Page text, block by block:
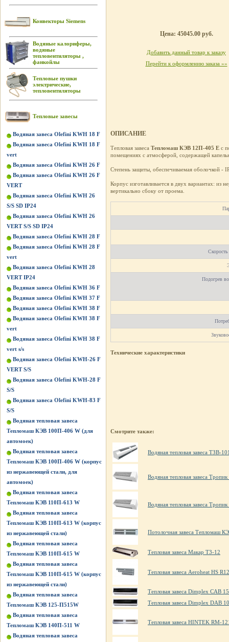
Конвекторы Siemens
Водяные калориферы,
водяные
тепловентиляторы ,
фанкойлы
Тепловые пушки
электрические,
тепловентиляторы
Тепловые завесы
Водяная завеса Olefini KWH 18 F
Водяная завеса Olefini KWH 18 F
vert
Водяная завеса Olefini KWH 26 F
Водяная завеса Olefini KWH 26 F
VERT
Водяная завеса Olefini KWH 26
S/S SD IP24
Водяная завеса Olefini KWH 26
VERT S/S SD IP24
Водяная завеса Olefini KWH 28 F
Водяная завеса Olefini KWH 28 F
vert
Водяная завеса Olefini KWH 28
VERT IP24
Водяная завеса Olefini KWH 36 F
Водяная завеса Olefini KWH 37 F
Водяная завеса Olefini KWH 38 F
Водяная завеса Olefini KWH 38 F
vert
Водяная завеса Olefini KWH 38 F
vert s/s
Водяная завеса Olefini KWH-26 F
VERT S/S
Водяная завеса Olefini KWH-28 F
S/S
Водяная завеса Olefini KWH-83 F
S/S
Водяная тепловая завеса
Тепломаш КЭВ 100П-406 W (для
автомоек)
Водяная тепловая завеса
Тепломаш КЭВ 100П-406 W (корпус
из нержавеющей стали, для
автомоек)
Водяная тепловая завеса
Тепломаш КЭВ 110П-613 W
Водяная тепловая завеса
Тепломаш КЭВ 110П-613 W (корпус
из нержавеющей стали)
Водяная тепловая завеса
Тепломаш КЭВ 110П-615 W
Водяная тепловая завеса
Тепломаш КЭВ 110П-615 W (корпус
из нержавеющей стали)
Водяная тепловая завеса
Тепломаш КЭВ 125-П515W
Водяная тепловая завеса
Тепломаш КЭВ 140П-511 W
Водяная тепловая завеса
Цена: 45045.00 руб.
Добавить данный товар к заказу
Перейти к оформлению заказа »»
ОПИСАНИЕ
Тепловая завеса Тепломаш КЭВ 12П-405 Е с
помещениях с атмосферой, содержащей
Степень защиты, обеспечиваемая оболочкой -
Корпус изготавливается в двух вариантах: из
вертикально сбоку от проема.
Подогрев
Технические характеристики
Смотрите также:
Водяная тепловая завеса ТЗВ-
Водяная тепловая завеса
Водяная тепловая завеса
Потолочная завеса Тепломаш
Тепловая завеса Макар Т3-12
Тепловая завеса Aeroheat HS
Тепловая завеса Dimplex CAB
Тепловая завеса Dimplex DAB
Тепловая завеса HINTEK RM-